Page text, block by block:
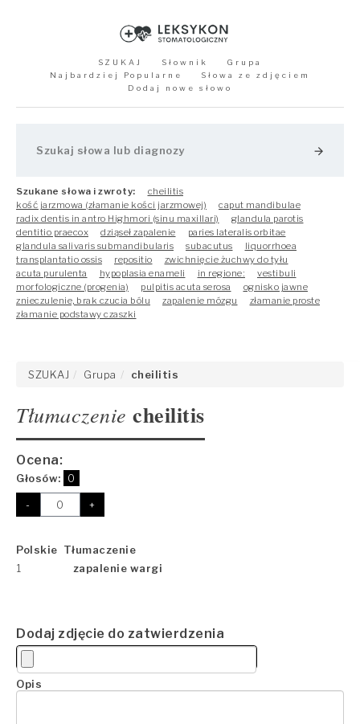
SZUKAJ Słownik
Grupa
Najbardziej Popularne
Słowa ze zdjęciem
Dodaj nowe słowo
arrow_forward
Szukane słowa i zwroty:
cheilitis
kość jarzmowa (złamanie kości jarzmowej)
caput mandibulae
radix dentis in antro Highmori (sinu maxillari)
glandula parotis
dentitio praecox
dziąseł zapalenie
paries lateralis orbitae
glandula salivaris submandibularis
subacutus
liquorrhoea
transplantatio ossis
repositio
zwichnięcie żuchwy do tyłu
acuta purulenta
hypoplasia enameli in regione:
vestibuli
morfologiczne (progenia)
pulpitis acuta serosa
ognisko jawne
znieczulenie, brak czucia bólu
zapalenie mózgu
złamanie proste
złamanie podstawy czaszki
SZUKAJ Grupa cheilitis
Tłumaczenie cheilitis
Ocena:
Głosów: 0
- +
Polskie Tłumaczenie
1
zapalenie wargi
Dodaj zdjęcie do zatwierdzenia
Opis